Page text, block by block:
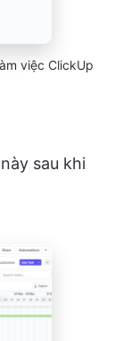
việc ClickUp
sau khi